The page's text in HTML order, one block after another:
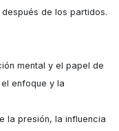
de los partidos.
mental y el papel de
enfoque y la
la presión, la influencia